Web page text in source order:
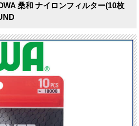
桑和 ナイロンフィルター(10枚